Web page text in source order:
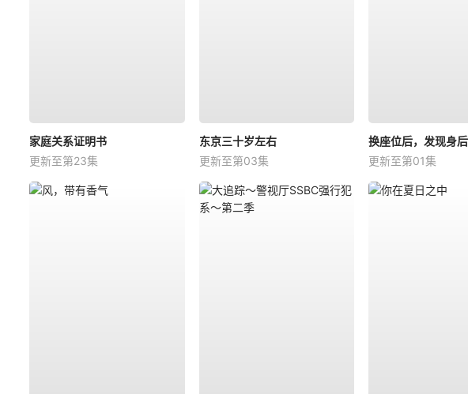
家庭关系证明书
更新至第23集
东京三十岁左右
更新至第03集
更新至第01集